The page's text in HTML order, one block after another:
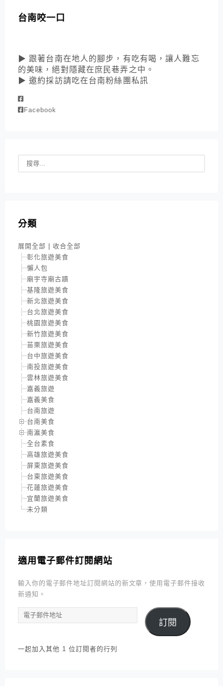
台南咬一口
▶ 跟著台南在地人的腳步，有吃有喝，讓人難忘
的美味，絕對隱藏在庶民巷弄之中。
▶ 邀約採訪請吃在台南粉絲團私訊
Facebook
分類
展開全部 | 收合全部
彰化旅遊美食
懶人包
廟宇寺廟古蹟
基隆旅遊美食
新北旅遊美食
台北旅遊美食
桃園旅遊美食
新竹旅遊美食
苗栗旅遊美食
台中旅遊美食
南投旅遊美食
雲林旅遊美食
嘉義旅遊
嘉義美食
台南旅遊
台南美食
南瀛美食
全台素食
高雄旅遊美食
屏東旅遊美食
台東旅遊美食
花蓮旅遊美食
宜蘭旅遊美食
未分類
適用電子郵件訂閱網站
輸入你的電子郵件地址訂閱網站的新文章，使用電子郵件接收
新通知。
電
子
件
訂閱
一起加入其他 1 位訂閱者的行列